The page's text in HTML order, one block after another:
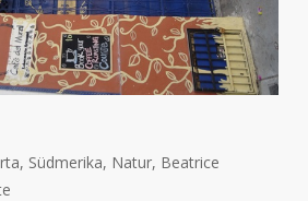
Südmerika, Natur, Beatrice